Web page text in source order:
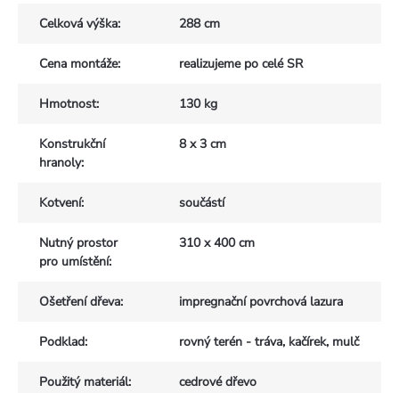
Celková výška: 288 cm
Cena montáže: realizujeme po celé SR
Hmotnost: 130 kg
Konstrukční
hranoly:
8 x 3 cm
Kotvení: součástí
Nutný prostor
pro umístění:
310 x 400 cm
Ošetření dřeva: impregnační povrchová lazura
Podklad: rovný terén - tráva, kačírek, mulč
Použitý materiál: cedrové dřevo